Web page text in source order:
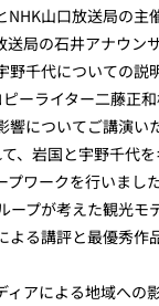
山口放送局の主
局の石井アナウン
野千代についての説
ーライター二藤正
についてご講演い
、岩国と宇野千代
ワークを行いました
プが考えた観光モ
よる講評と最優秀作
ィアによる地域への